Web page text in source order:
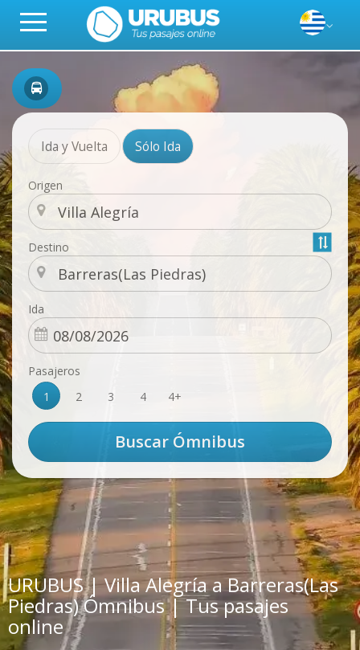
Ida y Vuelta Sólo Ida
Origen
Destino
Ida
Pasajeros
1
2 3 4 4+
URUBUS | Villa Alegría a Barreras(Las
Piedras) Ómnibus | Tus pasajes
online